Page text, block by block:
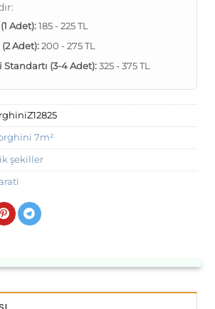
Adet):185 - 225 TL
Adet):200 - 275 TL
(3-4 Adet):325 - 375 TL
7m²
şekiller